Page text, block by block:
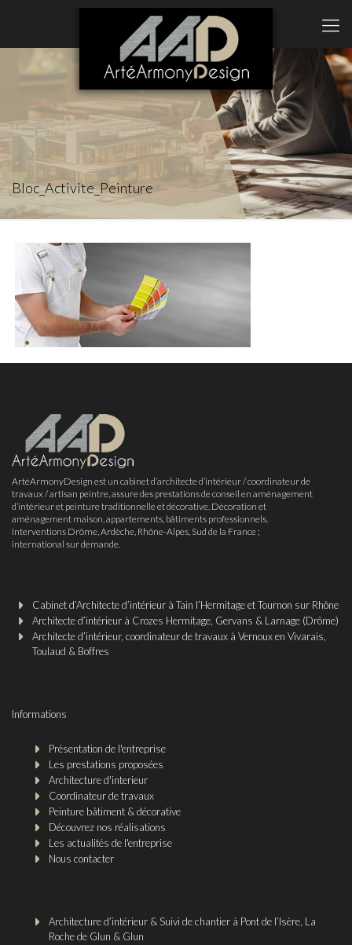
Bloc_Activite_Peinture
ArtéArmonyDesign est un cabinet d’architecte d’intérieur / coordinateur de
travaux / artisan peintre, assure des prestations de conseil en aménagement
d’intérieur et peinture traditionnelle et décorative. Décoration et
aménagement maison, appartements, bâtiments professionnels.
Interventions Drôme, Ardèche, Rhône-Alpes, Sud de la France ;
international sur demande.
Cabinet d’Architecte d’intérieur à Tain l’Hermitage et Tournon sur Rhône
Architecte d’intérieur à Crozes Hermitage, Gervans & Larnage (Drôme)
Architecte d’intérieur, coordinateur de travaux à Vernoux en Vivarais,
Toulaud & Boffres
Informations
Présentation de l'entreprise
Les prestations proposées
Architecture d'interieur
Coordinateur de travaux
Peinture bâtiment & décorative
Découvrez nos réalisations
Les actualités de l'entreprise
Nous contacter
Architecture d’intérieur & Suivi de chantier à Pont de l’Isère, La
Roche de Glun & Glun